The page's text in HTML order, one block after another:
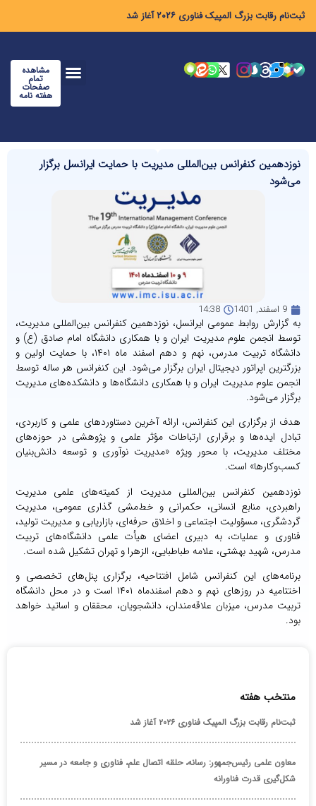
ثبت‌نام رقابت بزرگ المپیک فناوری ۲۰۲۶ آغاز شد
مشاهده
تمام
صفحات
هفته نامه
نوزدهمین کنفرانس بین‌المللی مدیریت با حمایت ایرانسل برگزار
می‌شود
9 اسفند, 1401 14:38
به گزارش روابط عمومی ایرانسل، نوزدهمین کنفرانس بین‌المللی مدیریت،
توسط انجمن علوم مدیریت ایران و با همکاری دانشگاه امام صادق (ع) و
دانشگاه تربیت مدرس، نهم و دهم اسفند ماه ۱۴۰۱، با حمایت اولین و
بزرگترین اپراتور دیجیتال ایران برگزار می‌شود. این کنفرانس هر ساله توسط
انجمن علوم مدیریت ایران و با همکاری دانشگاه‌ها و دانشکده‌های مدیریت
برگزار می‌شود.
هدف از برگزاری این کنفرانس، ارائه آخرین دستاوردهای علمی و کاربردی،
تبادل ایده‌ها و برقراری ارتباطات مؤثر علمی و پژوهشی در حوزه‌های
مختلف مدیریت، با محور ویژه «مدیریت نوآوری و توسعه دانش‌بنیان
کسب‌وکارها» است.
نوزدهمین کنفرانس بین‌المللی مدیریت از کمیته‌های علمی مدیریت
راهبردی، منابع انسانی، حکمرانی و خط‌مشی گذاری عمومی، مدیریت
گردشگری، مسؤولیت اجتماعی و اخلاق حرفه‌ای، بازاریابی و مدیریت تولید،
فناوری و عملیات، به دبیری اعضای هیأت علمی دانشگاه‌های تربیت
مدرس، شهید بهشتی، علامه طباطبایی، الزهرا و تهران تشکیل شده است.
برنامه‌های این کنفرانس شامل افتتاحیه، برگزاری پنل‌های تخصصی و
اختتامیه در روزهای نهم و دهم اسفندماه ۱۴۰۱ است و در محل دانشگاه
تربیت مدرس، میزبان علاقه‌مندان، دانشجویان، محققان و اساتید خواهد
بود.
منتخب هفته
ثبت‌نام رقابت بزرگ المپیک فناوری ۲۰۲۶ آغاز شد
معاون علمی رئیس‌جمهور: رسانه، حلقه اتصال علم، فناوری و جامعه در مسیر
شکل‌گیری قدرت فناورانه